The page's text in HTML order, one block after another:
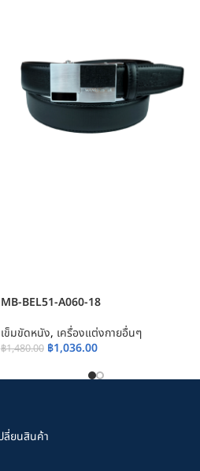
MB-BEL51-A060-18
เข็มขัดหนัง, เครื่องแต่งกายอื่นๆ
฿1,480.00 ฿1,036.00
ลี่ยนสินค้า